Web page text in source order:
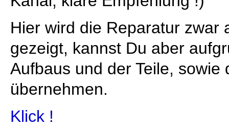
Hier wird die Reparatur zwar
gezeigt, kannst Du aber
Aufbaus und der Teile, sowie
übernehmen.
Klick !